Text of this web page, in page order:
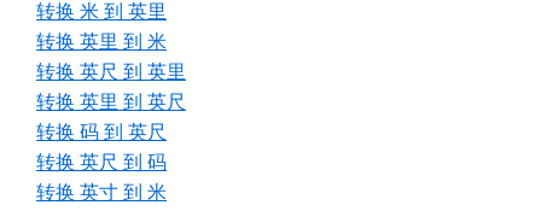
转换 米 到 英里
转换 英里 到 米
转换 英尺 到 英里
转换 英里 到 英尺
转换 码 到 英尺
转换 英尺 到 码
转换 英寸 到 米